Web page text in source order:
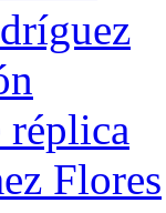
réplica
Flores